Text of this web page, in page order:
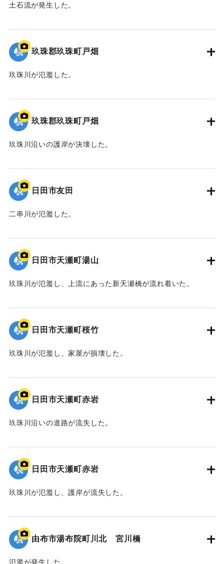
土石流が発生した。
2020/7/6｜固有コード:01215083
玖珠郡玖珠町戸畑
玖珠川が氾濫した。
2020/7/6｜固有コード:01215082
玖珠郡玖珠町戸畑
玖珠川沿いの護岸が決壊した。
2020/7/6｜固有コード:01215081
日田市友田
二串川が氾濫した。
2020/7/6｜固有コード:01215080
日田市天瀬町湯山
玖珠川が氾濫し、上流にあった新天瀬橋が流れ着いた。
2020/7/6｜固有コード:01215079
日田市天瀬町桜竹
玖珠川が氾濫し、家屋が損壊した。
2020/7/6｜固有コード:01215078
日田市天瀬町赤岩
玖珠川沿いの道路が流失した。
2020/7/6｜固有コード:01215077
日田市天瀬町赤岩
玖珠川が氾濫し、護岸が流失した。
2020/7/6｜固有コード:01215076
由布市湯布院町川北 宮川橋
氾濫が発生した。